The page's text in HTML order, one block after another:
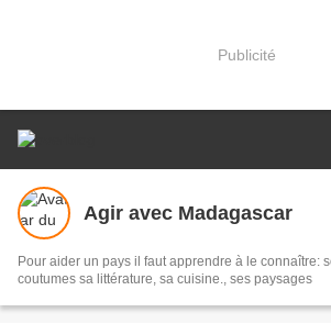
Publicité
Agir avec Madagascar
Pour aider un pays il faut apprendre à le connaître:
coutumes sa littérature, sa cuisine., ses paysages